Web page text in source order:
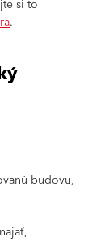
si to
.
budovu,